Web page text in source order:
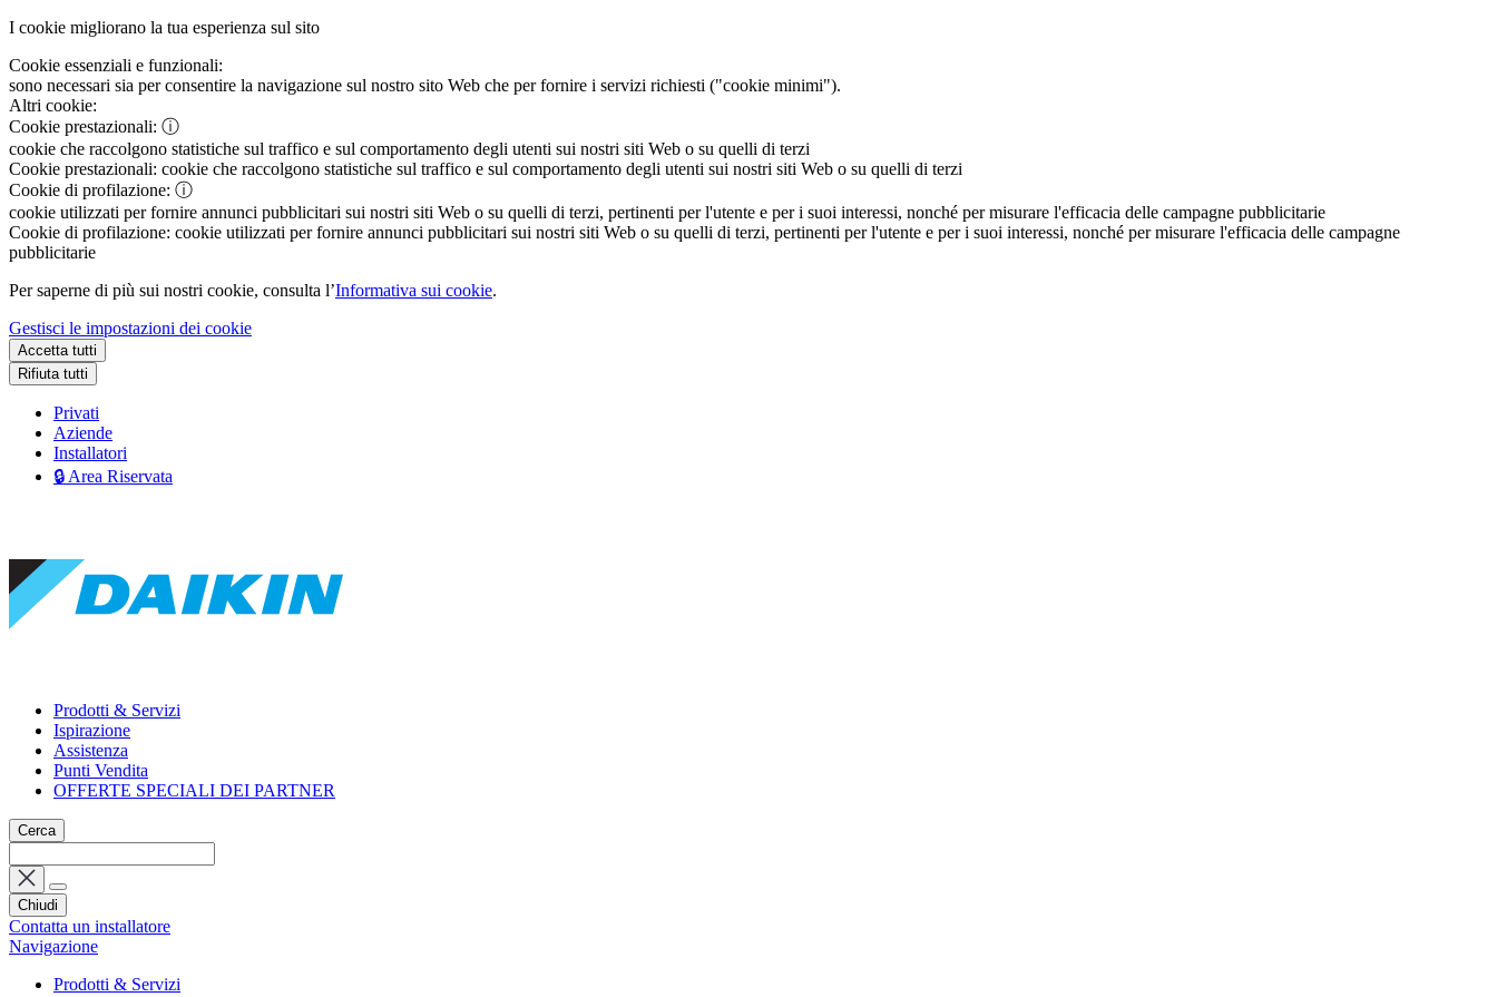
I cookie migliorano la tua esperienza sul sito
Cookie essenziali e funzionali:
sono necessari sia per consentire la navigazione sul nostro sito Web che per fornire i servizi richiesti ("cookie minimi").
Altri cookie:
Cookie prestazionali: ⓘ
cookie che raccolgono statistiche sul traffico e sul comportamento degli utenti sui nostri siti Web o su quelli di terzi
Cookie prestazionali: cookie che raccolgono statistiche sul traffico e sul comportamento degli utenti sui nostri siti Web o su quelli di terzi
Cookie di profilazione: ⓘ
cookie utilizzati per fornire annunci pubblicitari sui nostri siti Web o su quelli di terzi, pertinenti per l'utente e per i suoi interessi, nonché per misurare l'efficacia delle campagne pubblicitarie
Cookie di profilazione: cookie utilizzati per fornire annunci pubblicitari sui nostri siti Web o su quelli di terzi, pertinenti per l'utente e per i suoi interessi, nonché per misurare l'efficacia delle campagne
pubblicitarie
Per saperne di più sui nostri cookie, consulta l’Informativa sui cookie.
Gestisci le impostazioni dei cookie
Accetta tutti
Rifiuta tutti
Privati
Aziende
Installatori
🔒 Area Riservata
Prodotti & Servizi
Ispirazione
Assistenza
Punti Vendita
OFFERTE SPECIALI DEI PARTNER
Cerca
Chiudi
Contatta un installatore
Navigazione
Prodotti & Servizi